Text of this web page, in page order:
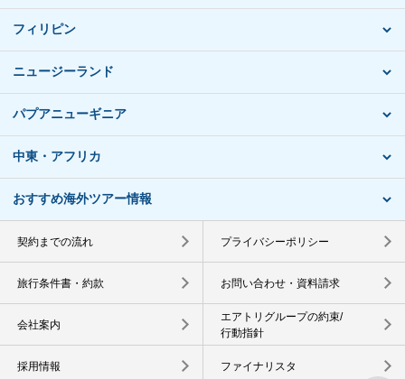
フィリピン
ニュージーランド
パプアニューギニア
中東・アフリカ
おすすめ海外ツアー情報
契約までの流れ プライバシーポリシー
旅行条件書・約款 お問い合わせ・資料請求
会社案内
エアトリグループの約束/
行動指針
採用情報 ファイナリスタ